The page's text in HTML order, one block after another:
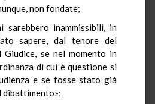
non fondate;
sarebbero inammissibili, in
sapere, dal tenore del
Giudice, se nel momento in
di cui è questione si
e se fosse stato già